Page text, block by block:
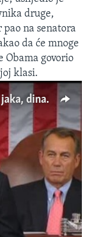
druge,
na senatora
da će mnoge
govorio
klasi.
SAD: „Obaveza naše generacije je jaka, dinamična srednja klasa...“